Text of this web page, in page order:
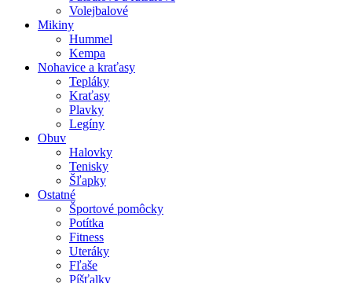
Volejbalové
Mikiny
Hummel
Kempa
Nohavice a kraťasy
Tepláky
Kraťasy
Plavky
Legíny
Obuv
Halovky
Tenisky
Šľapky
Ostatné
Športové pomôcky
Potítka
Fitness
Uteráky
Fľaše
Píšťalky